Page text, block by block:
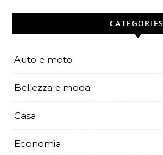
CATEGORIES
Auto e moto
Bellezza e moda
Casa
Economia